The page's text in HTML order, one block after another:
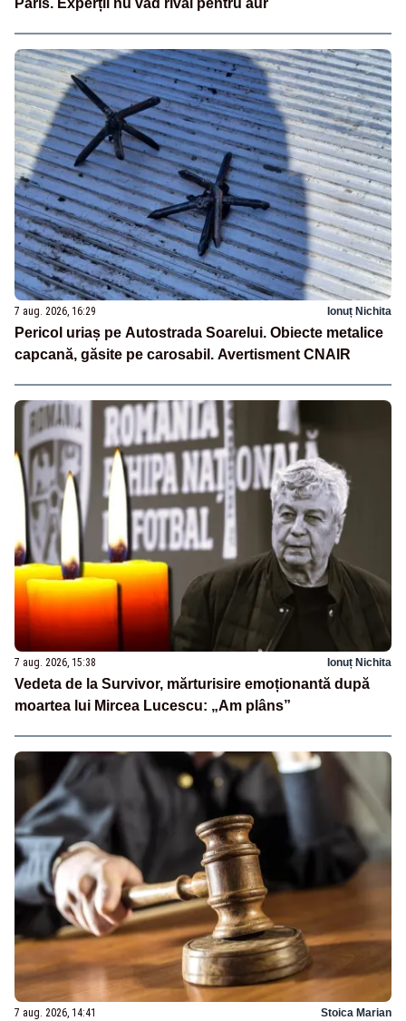
Paris. Experții nu văd rival pentru aur
7 aug. 2026, 16:29 Ionuț Nichita
Pericol uriaș pe Autostrada Soarelui. Obiecte metalice
capcană, găsite pe carosabil. Avertisment CNAIR
7 aug. 2026, 15:38 Ionuț Nichita
Vedeta de la Survivor, mărturisire emoționantă după
moartea lui Mircea Lucescu: „Am plâns”
7 aug. 2026, 14:41 Stoica Marian